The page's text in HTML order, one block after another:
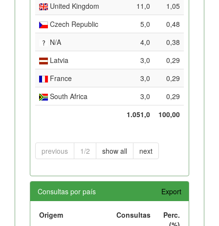
United Kingdom
11,0
1,05
Czech Republic
5,0
0,48
N/A
4,0
0,38
Latvia
3,0
0,29
France
3,0
0,29
South Africa
3,0
0,29
1.051,0
100,00
previous 1/2 show all next
Consultas por país Export
Origem Consultas
Perc.